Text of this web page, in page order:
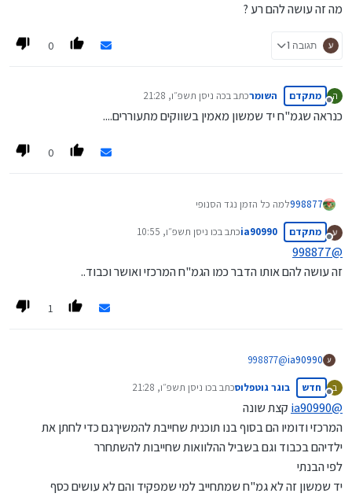
מה זה עושה להם רע ?
תגובה 1 0
ה
מנותק
מתקדם השומרכתב בכה ניסן תשפ״ו, 21:28
נערך לאחרונה על ידי
כנראה שגמ"ח יד שמשון מאמין בשווקים מתעוררים....
0
998877למה כל הזמן נגד הסנופי
מה זה עושה להם רע ?
מנותק
מתקדם ia90990כתב בכו ניסן תשפ״ו, 10:55
נערך לאחרונה על ידי
@
998877
זה עושה להם אותו הדבר כמו הגמ"ח המרכזי ואושר וכבוד..
1
ia90990
@
998877
ב
מנותק
חדש בוגר גוטפלוסכתב בכו ניסן תשפ״ו, 21:28
נערך לאחרונה על ידי
@
ia90990 קצת שונה
המרכזי ודומיו הם בסוף בנו תוכנית שחייבת להמשיךגם כדי לחתן את
ילדיהם בכבוד וגם בשביל ההלוואות שחייבות להשתחרר
לפי הבנתי
יד שמשון זה לא גמ"ח שמתחייב למי שמפקיד והם לא עושים כסף